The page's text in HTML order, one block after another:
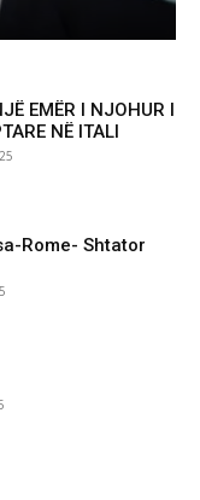
EMËR I NJOHUR I
NË ITALI
Rome- Shtator